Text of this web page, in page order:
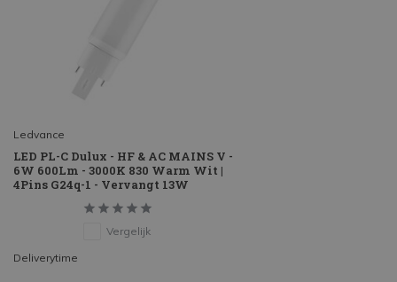
Ledvance
LED PL-C Dulux - HF & AC MAINS V -
6W 600Lm - 3000K 830 Warm Wit |
4Pins G24q-1 - Vervangt 13W
Vergelijk
Deliverytime